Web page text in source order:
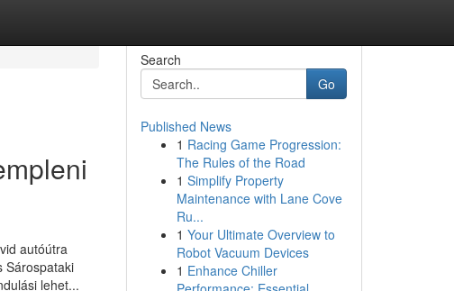
autóútra
Sárospataki
lehet...
Search
Go
Published News
1 Racing Game Progression:
The Rules of the Road
1 Simplify Property
Maintenance with Lane Cove
Ru...
1 Your Ultimate Overview to
Robot Vacuum Devices
1 Enhance Chiller